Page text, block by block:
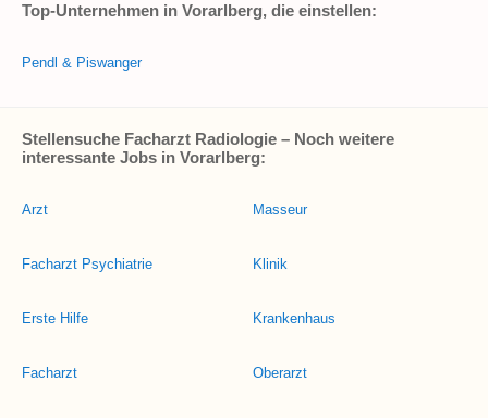
Top-Unternehmen in Vorarlberg, die einstellen:
Pendl & Piswanger
Stellensuche Facharzt Radiologie – Noch weitere
interessante Jobs in Vorarlberg:
Arzt
Facharzt Psychiatrie
Erste Hilfe
Facharzt
Masseur
Klinik
Krankenhaus
Oberarzt